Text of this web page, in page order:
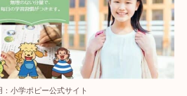
：小学ポピー公式サイト